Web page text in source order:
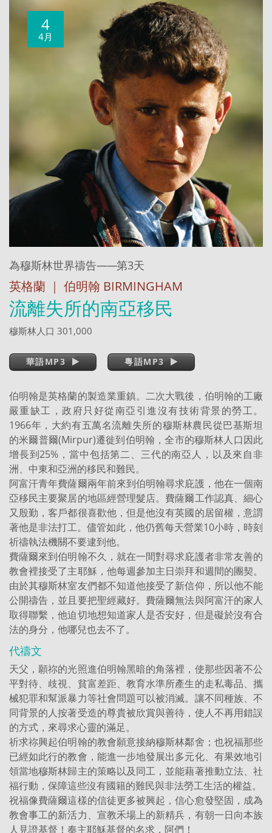
為穆斯林世界禱告——第3天
英格蘭 ｜ 伯明翰 BIRMINGHAM
流離失所的南亞移民
穆斯林人口 301,000
4
4月
華語MP3 粵語MP3
伯明翰是英格蘭的製造業重鎮。二次大戰後，伯明翰的工廠
嚴重缺工，政府只好從南亞引進沒有技術背景的勞工。
1966年，大約有五萬名流離失所的穆斯林農民從巴基斯坦
的米爾普爾(Mirpur)遷徙到伯明翰，全市的穆斯林人口因此
增長到25%，當中包括第二、三代的南亞人，以及來自非
洲、中東和亞洲的移民和難民。
阿富汗青年費薩爾兩年前來到伯明翰尋求庇護，他在一個南
亞移民主要聚居的地區經營理髮店。費薩爾工作認真、細心
又殷勤，客戶都很喜歡他，但是他沒有英國的居留權，意謂
著他是非法打工。儘管如此，他仍舊每天營業10小時，時刻
祈禱執法機關不要逮到他。
費薩爾來到伯明翰不久，就在一間對尋求庇護者非常友善的
教會裡接受了主耶穌，他每週參加主日崇拜和週間的團契。
由於其穆斯林室友們都不知道他接受了新信仰，所以他不能
公開禱告，並且要把聖經藏好。費薩爾無法與阿富汗的家人
取得聯繫，他迫切地想知道家人是否安好，但是礙於沒有合
法的身分，他哪兒也去不了。
代禱文
天父，願祢的光照進伯明翰黑暗的角落裡，使那些因著不公
平對待、歧視、貧富差距、教育水準所產生的走私毒品、攜
械犯罪和幫派暴力等社會問題可以被消滅。讓不同種族、不
同背景的人按著受造的尊貴被欣賞與善待，使人不再用錯誤
的方式，來尋求心靈的滿足。
祈求祢興起伯明翰的教會願意接納穆斯林鄰舍；也祝福那些
已經如此行的教會，能進一步地發展出多元化、有果效地引
領當地穆斯林歸主的策略以及同工，並能藉著推動立法、社
福行動，保障這些沒有國籍的難民與非法勞工生活的權益。
祝福像費薩爾這樣的信徒更多被興起，信心愈發堅固，成為
教會事工的新活力、宣教禾場上的新精兵，有朝一日向本族
人見證基督！奉主耶穌基督的名求，阿們！